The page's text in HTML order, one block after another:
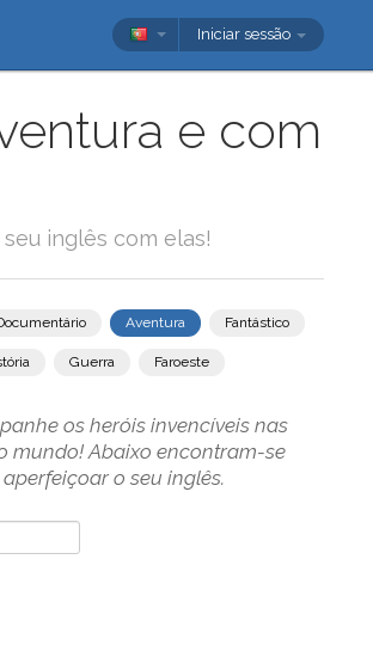
Iniciar sessão
e com
inglês com elas!
Aventura Fantástico
Guerra Faroeste
os heróis invencíveis nas
mundo! Abaixo encontram-se
o seu inglês.